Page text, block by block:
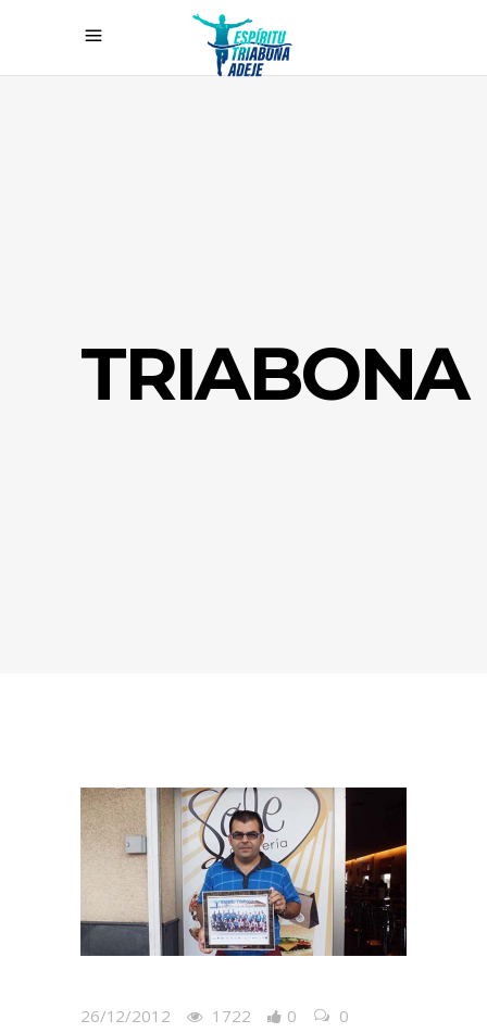
TRIABONA
26/12/2012 1722 0 0